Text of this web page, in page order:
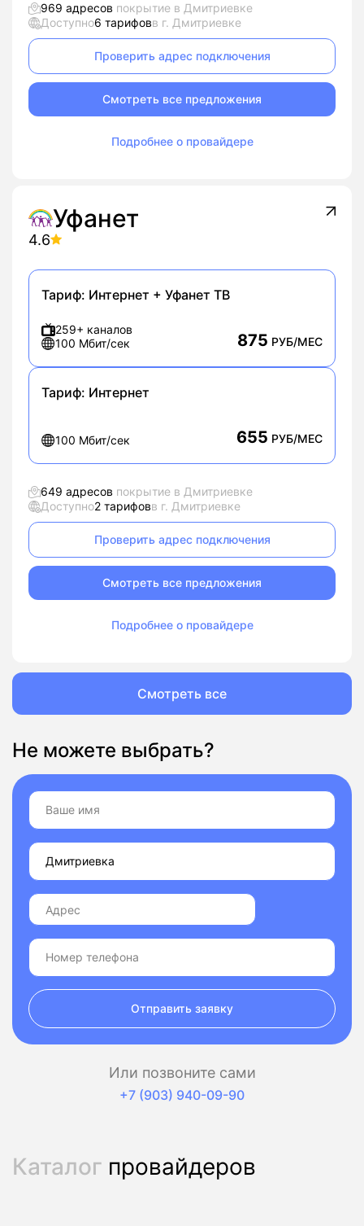
969 адресов покрытие в Дмитриевке
Доступно6 тарифовв г. Дмитриевке
Проверить адрес подключения
Смотреть все предложения
Подробнее о провайдере
Уфанет
4.6
Тариф: Интернет + Уфанет ТВ
259+ каналов
100 Мбит/сек
875 РУБ/МЕС
Тариф: Интернет
100 Мбит/сек 655 РУБ/МЕС
649 адресов покрытие в Дмитриевке
Доступно2 тарифовв г. Дмитриевке
Проверить адрес подключения
Смотреть все предложения
Подробнее о провайдере
Смотреть все
Не можете выбрать?
Отправить заявку
Или позвоните сами
+7 (903) 940-09-90
Каталог провайдеров